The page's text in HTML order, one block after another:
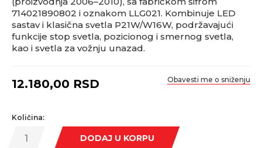
714021890802 i oznakom LLG021. Kombinuje LED
sastav i klasična svetla P21W/W16W, podržavajući
funkcije stop svetla, pozicionog i smernog svetla,
kao i svetla za vožnju unazad.
12.180,00 RSD Obavesti me o sniženju
Količina:
DODAJ U KORPU